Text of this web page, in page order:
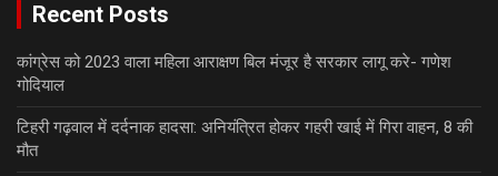
Recent Posts
कांग्रेस को 2023 वाला महिला आराक्षण बिल मंजूर है सरकार लागू करे- गणेश
गोदियाल
टिहरी गढ़वाल में दर्दनाक हादसा: अनियंत्रित होकर गहरी खाई में गिरा वाहन, 8 की
मौत